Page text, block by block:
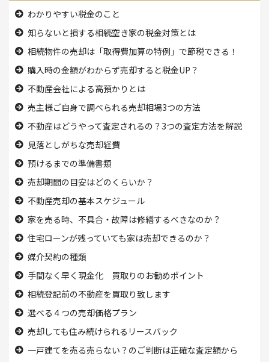
わかりやすい税金のこと
知らないと損する相続空き家の税金対策とは
相続物件の売却は「取得費加算の特例」で節税できる！
購入時の金額がわからず売却すると税金UP？
不動産会社による高預かりとは
売主様ご自身で調べられる売却相場3つの方法
不動産はどうやって査定されるの？3つの査定方法を解説
見落としがちな売却経費
預けるまでの準備書類
売却期間の目安はどのくらいか？
不動産売却の基本スケジュール
家を売る時、 不具合・故障は修繕するべきなのか？
住宅ローンが残っていても家は売却できるのか？
媒介契約の種類
手間なく早く現金化 買取りのお勧めポイント
相続登記前の不動産を買取り致します
選べる４つの売却価格プラン
売却しても住み続けられるリースバック
一戸建てを売る売らない？のご判断は正確な査定額から